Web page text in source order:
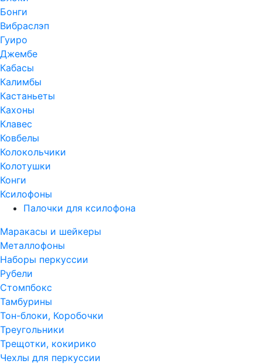
Бонги
Вибраслэп
Гуиро
Джембе
Кабасы
Калимбы
Кастаньеты
Кахоны
Клавес
Ковбелы
Колокольчики
Колотушки
Конги
Ксилофоны
Палочки для ксилофона
Маракасы и шейкеры
Металлофоны
Наборы перкуссии
Рубели
Стомпбокс
Тамбурины
Тон-блоки, Коробочки
Треугольники
Трещотки, кокирико
Чехлы для перкуссии